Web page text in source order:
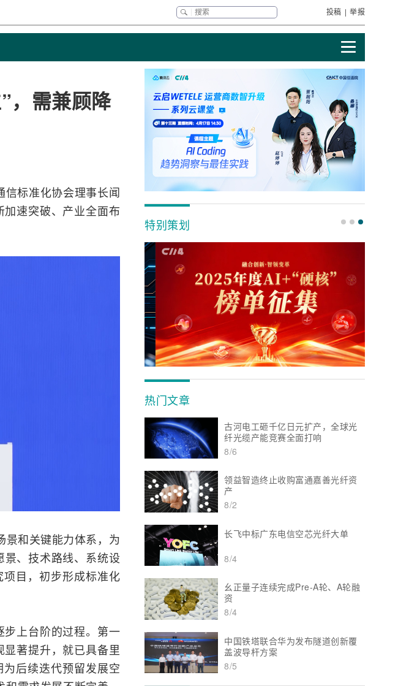
投稿 | 举报
，需兼顾降
信标准化协会理事长闻
速突破、产业全面布
景和关键能力体系，为
、技术路线、系统设
目，初步形成标准化
上台阶的过程。第一
显著提升，就已具备里
后续迭代预留发展空
特别策划
热门文章
古河电工砸千亿日元扩产，全球光
纤光缆产能竞赛全面打响
8/6
领益智造终止收购富通嘉善光纤资
产
8/2
长飞中标广东电信空芯光纤大单
8/4
幺正量子连续完成Pre-A轮、A轮融
资
8/4
中国铁塔联合华为发布隧道创新覆
盖波导杆方案
8/5